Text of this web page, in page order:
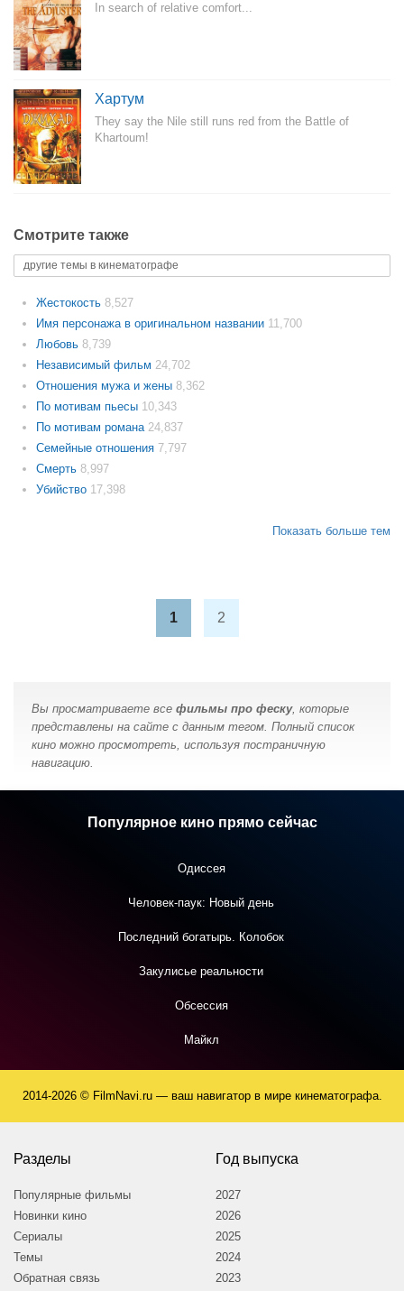
In search of relative comfort...
Хартум
They say the Nile still runs red from the Battle of
Khartoum!
Смотрите также
другие темы в кинематографе
Жестокость 8,527
Имя персонажа в оригинальном названии 11,700
Любовь 8,739
Независимый фильм 24,702
Отношения мужа и жены 8,362
По мотивам пьесы 10,343
По мотивам романа 24,837
Семейные отношения 7,797
Смерть 8,997
Убийство 17,398
Показать больше тем
1 2
Вы просматриваете все фильмы про феску, которые
представлены на сайте с данным тегом. Полный список
кино можно просмотреть, используя постраничную
навигацию.
Популярное кино прямо сейчас
Одиссея
Человек-паук: Новый день
Последний богатырь. Колобок
Закулисье реальности
Обсессия
Майкл
2014-2026 © FilmNavi.ru — ваш навигатор в мире кинематографа.
Разделы
Популярные фильмы
Новинки кино
Сериалы
Темы
Обратная связь
Год выпуска
2027
2026
2025
2024
2023